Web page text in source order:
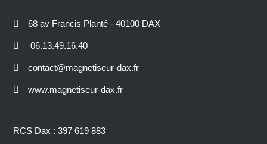
68 av Francis Planté - 40100 DAX
06.13.49.16.40
contact@magnetiseur-dax.fr
www.magnetiseur-dax.fr
RCS Dax : 397 619 883